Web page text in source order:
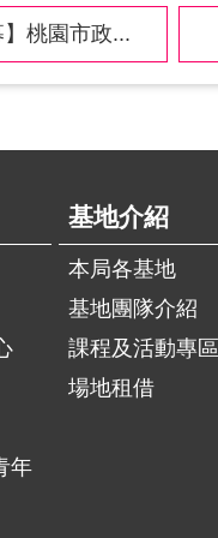
】桃園市政...
年
基地介紹
本局各基地
基地團隊介紹
課程及活動專區
場地租借